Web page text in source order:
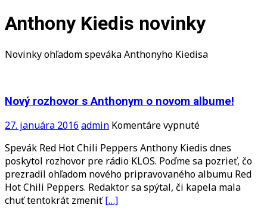
Anthony Kiedis novinky
Novinky ohľadom speváka Anthonyho Kiedisa
Nový rozhovor s Anthonym o novom albume!
27. januára 2016 admin Komentáre vypnuténa
rozhovor
s
Anthonym
o
Spevák Red Hot Chili Peppers Anthony Kiedis dnes
poskytol rozhovor pre rádio KLOS. Poďme sa pozrieť, čo
prezradil ohľadom nového pripravovaného albumu Red
Hot Chili Peppers. Redaktor sa spýtal, či kapela mala
chuť tentokrát zmeniť[…]